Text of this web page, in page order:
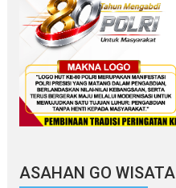
ASAHAN GO WISATA